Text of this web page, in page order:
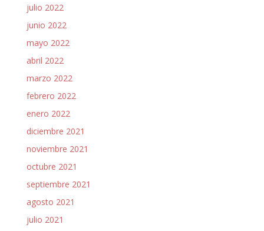
julio 2022
junio 2022
mayo 2022
abril 2022
marzo 2022
febrero 2022
enero 2022
diciembre 2021
noviembre 2021
octubre 2021
septiembre 2021
agosto 2021
julio 2021